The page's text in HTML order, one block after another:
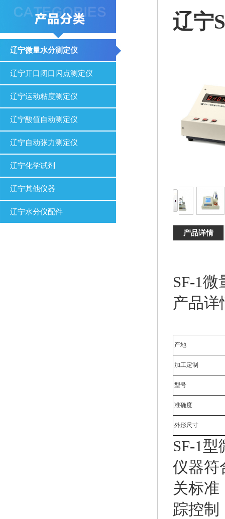
辽宁微量水分测定仪
辽宁开口闭口闪点测定仪
辽宁运动粘度测定仪
辽宁酸值自动测定仪
辽宁自动张力测定仪
辽宁化学试剂
辽宁其他仪器
辽宁水分仪配件
辽宁
产品详情
SF-1
产品详
产地
加工定制
型号
准确度
外形尺寸
SF-1
仪器符
关标准
踪控制